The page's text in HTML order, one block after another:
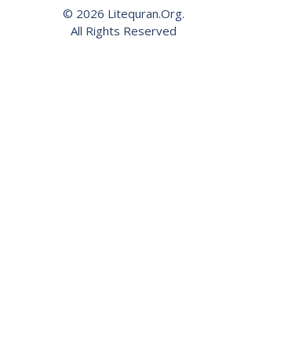
© 2026 Litequran.Org.
All Rights Reserved